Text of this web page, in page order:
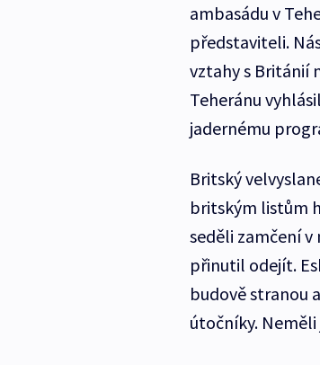
ambasádu v
představiteli.
vztahy s Británií
Teheránu
jadernému
Britský
britským listům
seděli zamčení
přinutil odejít.
budově stranou
útočníky. Neměli